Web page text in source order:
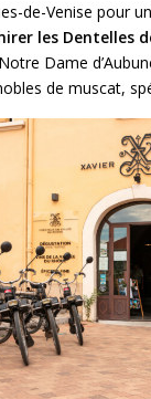
de-Venise pour
les Dentelles
Dame
de muscat,